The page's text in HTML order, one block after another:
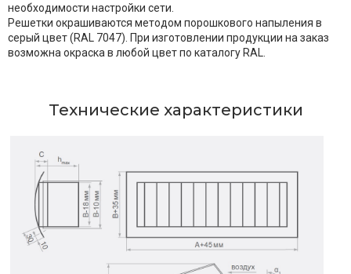
необходимости настройки сети.
Решетки окрашиваются методом порошкового напыления в
серый цвет (RAL 7047). При изготовлении продукции на заказ
возможна окраска в любой цвет по каталогу RAL.
Технические характеристики